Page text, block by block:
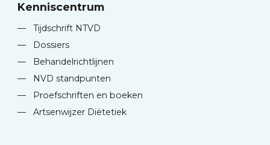
Kenniscentrum
—
Tijdschrift NTVD
—
Dossiers
—
Behandelrichtlijnen
—
NVD standpunten
—
Proefschriften en boeken
—
Artsenwijzer Diëtetiek